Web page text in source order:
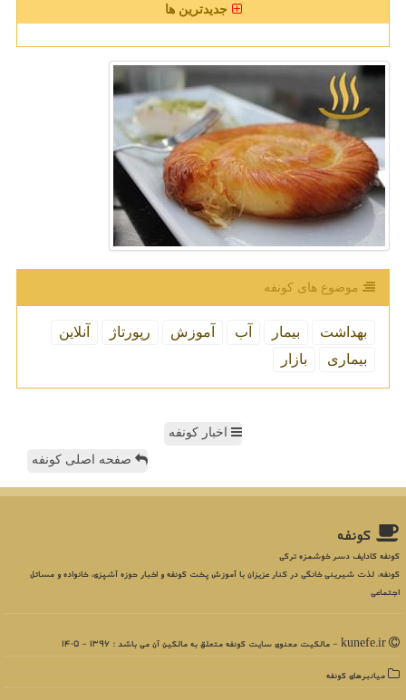
جدیدترین ها
موضوع های كونفه
بهداشت بیمار آب آموزش رپورتاژ
آنلاین
بیماری
بازار
اخبار کونفه
صفحه اصلی کونفه
كونفه
کونفه کادایف دسر خوشمزه ترکی
کونفه، لذت شیرینی خانگی در کنار عزیزان با آموزش پخت کونفه و اخبار حوزه آشپزی، خانواده و مسائل
اجتماعی
میانبرهای كونفه